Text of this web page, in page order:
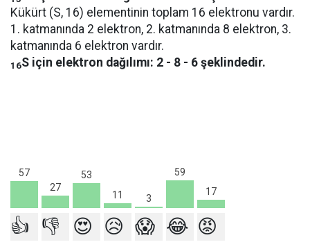
Kükürt (S, 16) elementinin toplam 16 elektronu vardır.
1. katmanında 2 elektron, 2. katmanında 8 elektron, 3.
katmanında 6 elektron vardır.
16S için elektron dağılımı: 2 - 8 - 6 şeklindedir.
57
27
53
11
3
59
17
👍 👎 😍 😥 😱 😂 😡